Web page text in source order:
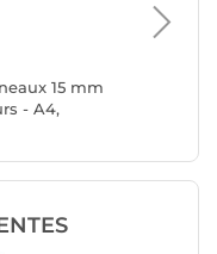
15 mm
- A4,